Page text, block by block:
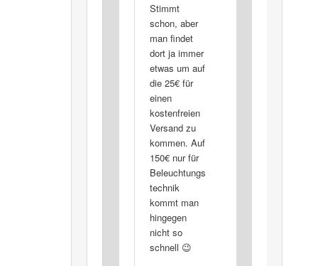
Stimmt
schon, aber
man findet
dort ja immer
etwas um auf
die 25€ für
einen
kostenfreien
Versand zu
kommen. Auf
150€ nur für
Beleuchtungs
technik
kommt man
hingegen
nicht so
schnell 😉